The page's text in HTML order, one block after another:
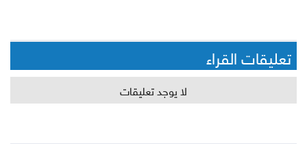
تعليقات القراء
لا يوجد تعليقات